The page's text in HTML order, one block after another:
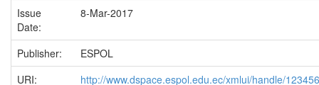
Issue
Date:
8-Mar-2017
Publisher:
ESPOL
URI:
http://www.dspace.espol.edu.ec/xmlui/handle/